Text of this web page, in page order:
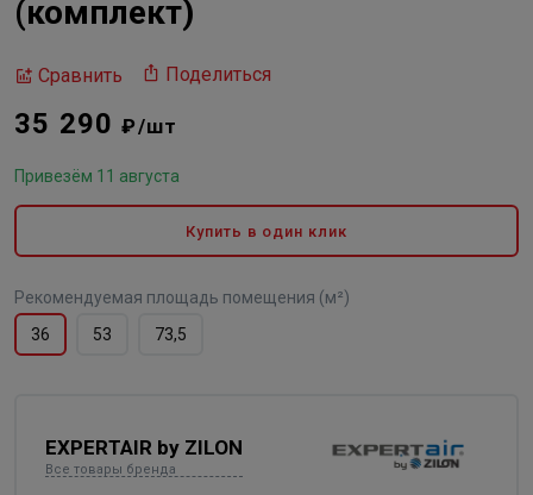
(комплект)
Сравнить Поделиться
35 290₽/шт
Привезём 11 августа
Купить в один клик
Рекомендуемая площадь помещения (м²)
36
53 73,5
EXPERTAIR by ZILON
Все товары бренда